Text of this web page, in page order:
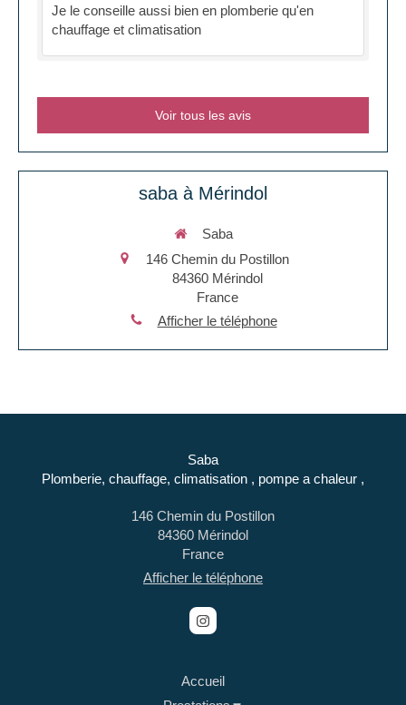
Je le conseille aussi bien en plomberie qu'en
chauffage et climatisation
Voir tous les avis
saba à Mérindol
Saba
146 Chemin du Postillon
84360 Mérindol
France
Afficher le téléphone
Saba
Plomberie, chauffage, climatisation , pompe a chaleur ,
146 Chemin du Postillon
84360 Mérindol
France
Afficher le téléphone
Accueil